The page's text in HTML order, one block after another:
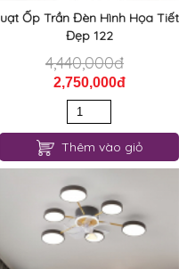
uạt Ốp Trần Đèn Hình Họa Tiết
Đẹp 122
4,440,000đ
2,750,000đ
Thêm vào giỏ